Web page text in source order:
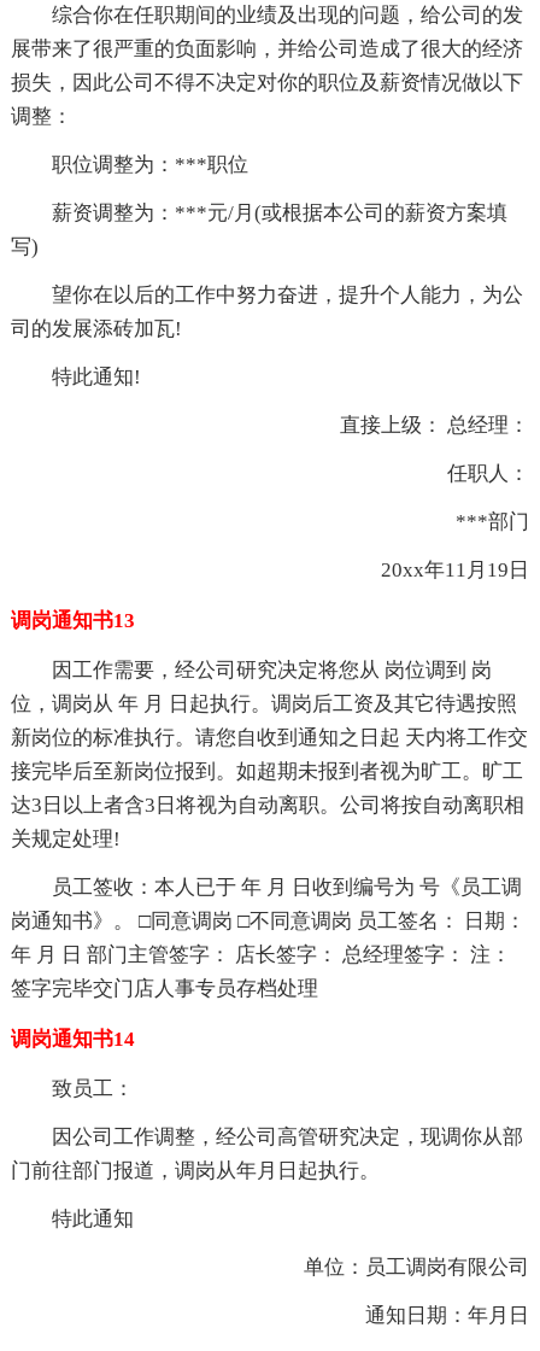
综合你在任职期间的业绩及出现的问题，给公司的发
展带来了很严重的负面影响，并给公司造成了很大的经济
损失，因此公司不得不决定对你的职位及薪资情况做以下
调整：
职位调整为：***职位
薪资调整为：***元/月(或根据本公司的薪资方案填
写)
望你在以后的工作中努力奋进，提升个人能力，为公
司的发展添砖加瓦!
特此通知!
直接上级： 总经理：
任职人：
***部门
20xx年11月19日
调岗通知书13
因工作需要，经公司研究决定将您从 岗位调到 岗
位，调岗从 年 月 日起执行。调岗后工资及其它待遇按照
新岗位的标准执行。请您自收到通知之日起 天内将工作交
接完毕后至新岗位报到。如超期未报到者视为旷工。旷工
达3日以上者含3日将视为自动离职。公司将按自动离职相
关规定处理!
员工签收：本人已于 年 月 日收到编号为 号《员工调
岗通知书》。 □同意调岗 □不同意调岗 员工签名： 日期：
年 月 日 部门主管签字： 店长签字： 总经理签字： 注：
签字完毕交门店人事专员存档处理
调岗通知书14
致员工：
因公司工作调整，经公司高管研究决定，现调你从部
门前往部门报道，调岗从年月日起执行。
特此通知
单位：员工调岗有限公司
通知日期：年月日